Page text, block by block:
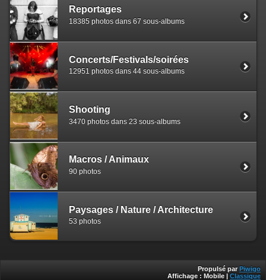
Reportages
18385 photos dans 67 sous-albums
Concerts/Festivals/soirées
12951 photos dans 44 sous-albums
Shooting
3470 photos dans 23 sous-albums
Macros / Animaux
90 photos
Paysages / Nature / Architecture
53 photos
Propulsé par Piwigo
Affichage : Mobile Classique